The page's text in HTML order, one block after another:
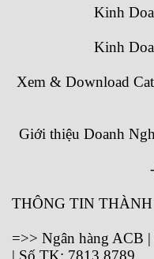
Kinh
Kinh
Xem & Download
Giới thiệu Doanh
THÔNG TIN
=>> Ngân hàng ACB